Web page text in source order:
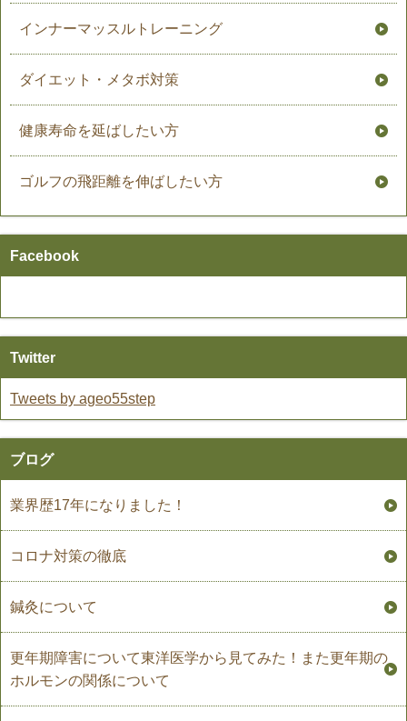
インナーマッスルトレーニング
ダイエット・メタボ対策
健康寿命を延ばしたい方
ゴルフの飛距離を伸ばしたい方
Facebook
Twitter
Tweets by ageo55step
ブログ
業界歴17年になりました！
コロナ対策の徹底
鍼灸について
更年期障害について東洋医学から見てみた！また更年期の
ホルモンの関係について